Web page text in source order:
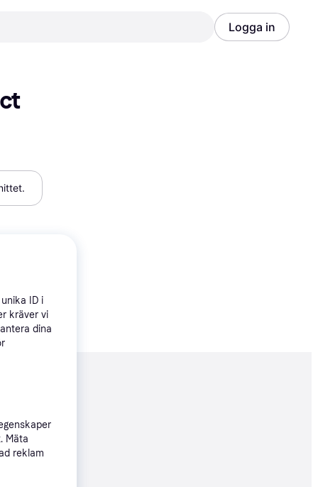
Logga in
kr
ID i
kräver vi
dina
Mäta
reklam